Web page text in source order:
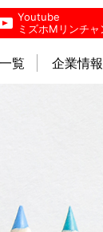
Youtube
ミズホMリンチャ
覧 企業情報